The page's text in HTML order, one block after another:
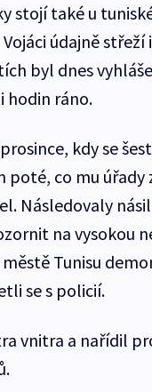
stojí také u
údajně střeží
byl dnes
hodin ráno.
kdy se
co mu úřady
Následovaly
na vysokou
Tunisu
se s policií.
vnitra a nařídil